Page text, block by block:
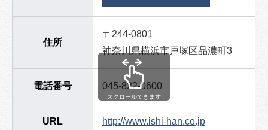
住所
〒244-0801
神奈川県横浜市戸塚区品濃町3
電話番号 045-822-0600
URL http://www.ishi-han.co.jp
スクロールできます